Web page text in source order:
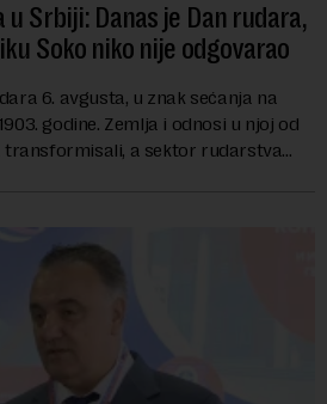
Srbiji: Danas je Dan rudara,
Soko niko nije odgovarao
6. avgusta, u znak sećanja na
godine. Zemlja i odnosi u njoj od
transformisali, a sektor rudarstva